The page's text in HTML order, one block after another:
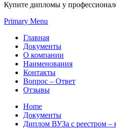
Купите дипломы у
Primary Menu
Главная
Документы
О компании
Наименования
Контакты
Вопрос – Ответ
Отзывы
Home
Документы
Диплом ВУЗа с реестром –